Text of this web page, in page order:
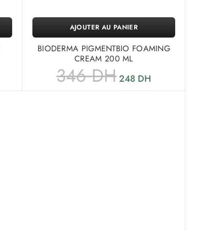
BIODERMA PIGMENTBIO FOAMING
CREAM 200 ML
346DH248 DH
AJOUTER AU PANIER